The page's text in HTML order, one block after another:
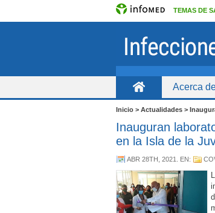
TEMAS DE
Acerca
Inicio > Actualidades >
Inauguran
en la Isla de la
ABR 28TH, 2021 . EN: